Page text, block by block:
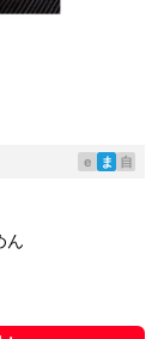
e ま 自
ん